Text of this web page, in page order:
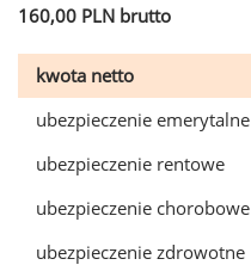
160,00 PLN brutto
kwota netto
ubezpieczenie emerytalne
ubezpieczenie rentowe
ubezpieczenie chorobowe
ubezpieczenie zdrowotne